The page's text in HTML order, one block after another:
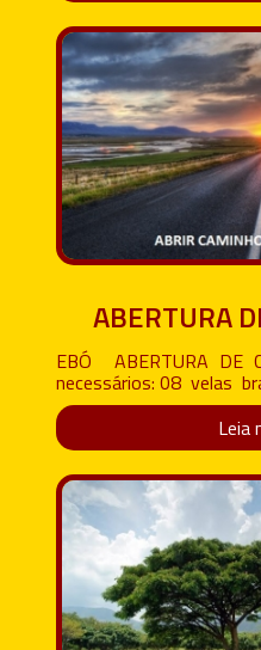
ABERTURA
EBÓ ABERTURA DE
necessários: 08 velas
Leia